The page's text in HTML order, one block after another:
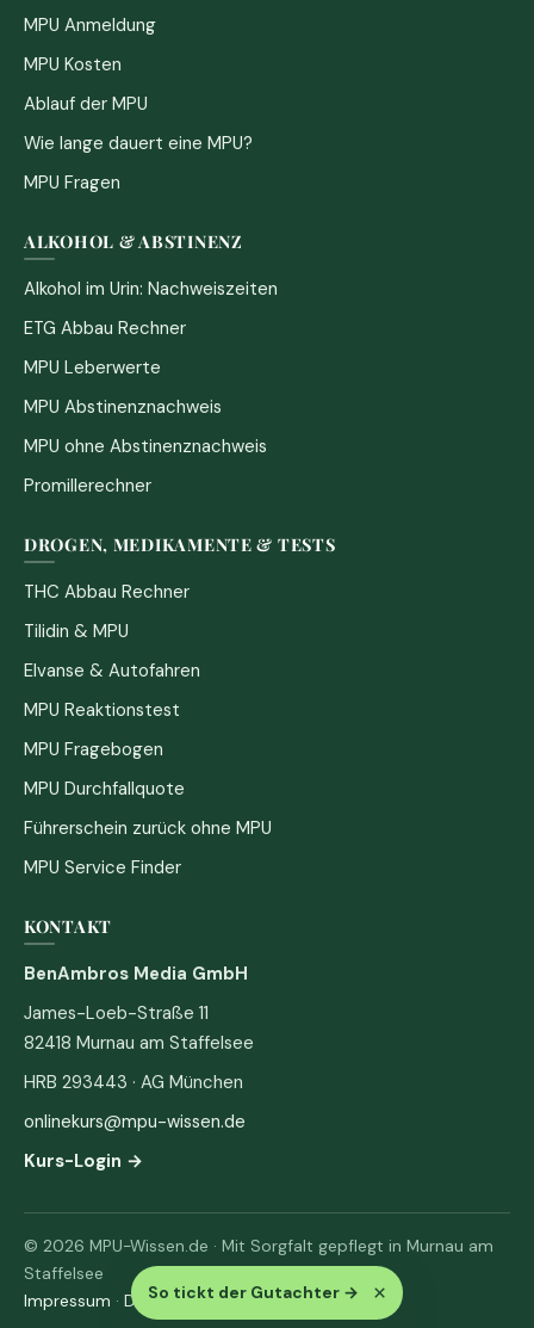
So tickt der Gutachter → ×
MPU Anmeldung
MPU Kosten
Ablauf der MPU
Wie lange dauert eine MPU?
MPU Fragen
ALKOHOL & ABSTINENZ
Alkohol im Urin: Nachweiszeiten
ETG Abbau Rechner
MPU Leberwerte
MPU Abstinenznachweis
MPU ohne Abstinenznachweis
Promillerechner
DROGEN, MEDIKAMENTE & TESTS
THC Abbau Rechner
Tilidin & MPU
Elvanse & Autofahren
MPU Reaktionstest
MPU Fragebogen
MPU Durchfallquote
Führerschein zurück ohne MPU
MPU Service Finder
KONTAKT
BenAmbros Media GmbH
James-Loeb-Straße 11
82418 Murnau am Staffelsee
HRB 293443 · AG München
onlinekurs@mpu-wissen.de
Kurs-Login →
© 2026 MPU-Wissen.de · Mit Sorgfalt gepflegt in Murnau am
Staffelsee
Impressum · Datenschutz & AGB